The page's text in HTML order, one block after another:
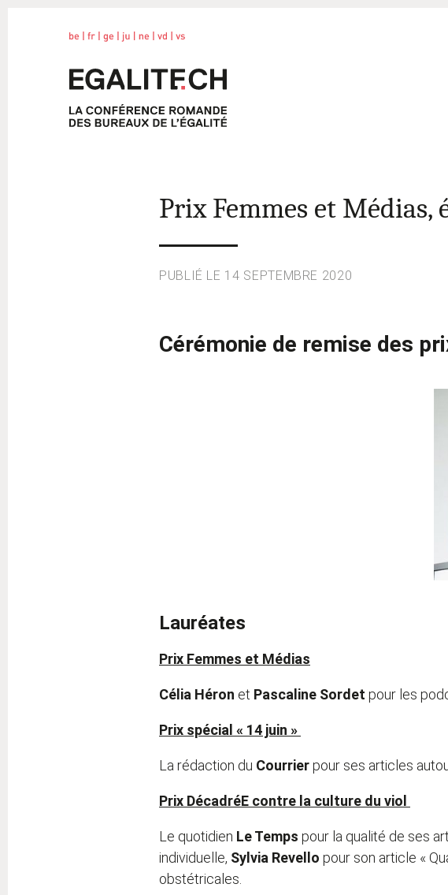
egalite.ch
Bureaux
de
l'égalité
entre
Prix Femmes et Médias,
PUBLIÉ LE 14 SEPTEMBRE 2020
Cérémonie de remise des
Lauréates
Prix Femmes et Médias
Célia Héron et Pascaline Sordet pour les
Prix spécial « 14 juin »
La rédaction du Courrierpour ses articles
Prix DécadréE contre la culture du viol
Le quotidien Le Temps pour la qualité de ses
individuelle, Sylvia Revello pour son article «
obstétricales.